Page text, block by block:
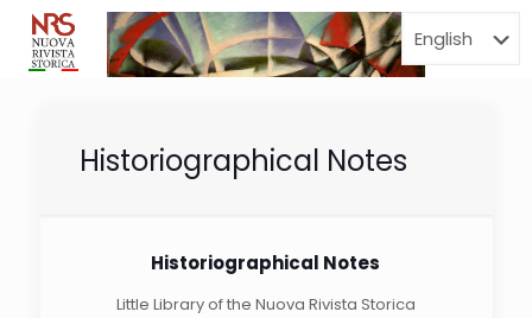
Menu
Historiographical Notes
Historiographical Notes
Little Library of the Nuova Rivista Storica